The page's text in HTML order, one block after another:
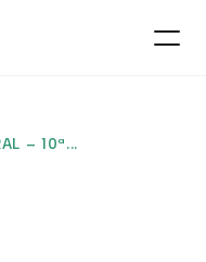
– 10ª...